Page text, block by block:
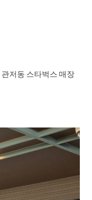
저동 스타벅스 매장